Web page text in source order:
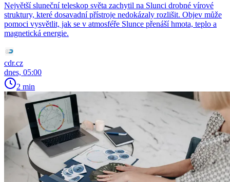
Největší sluneční teleskop světa zachytil na Slunci drobné vírové
struktury, které dosavadní přístroje nedokázaly rozlišit. Objev může
pomoci vysvětlit, jak se v atmosféře Slunce přenáší hmota, teplo a
magnetická energie.
cdr.cz
dnes, 05:00
2 min